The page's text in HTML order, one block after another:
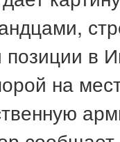
позиции в
на